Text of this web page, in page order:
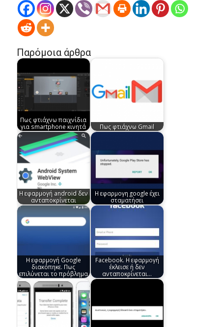
Παρόμοια άρθρα
Πως φτιάχνω παιχνίδια
για smartphone κινητά
Πως φτιάχνω Gmail
Η εφαρμογή android δεν
ανταποκρίνεται
Η εφαρμογη google έχει
σταματήσει
Η εφαρμογή Google
διακόπηκε. Πως
επιλύνεται το πρόβλημα
Facebook. Η εφαρμογή
έκλεισε ή δεν
ανταποκρίνεται…